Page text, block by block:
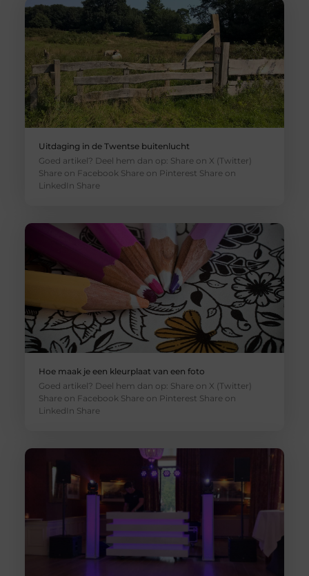
Uitdaging in de Twentse buitenlucht
Goed artikel? Deel hem dan op: Share on X (Twitter)
Share on Facebook Share on Pinterest Share on
LinkedIn Share
Hoe maak je een kleurplaat van een foto
Goed artikel? Deel hem dan op: Share on X (Twitter)
Share on Facebook Share on Pinterest Share on
LinkedIn Share